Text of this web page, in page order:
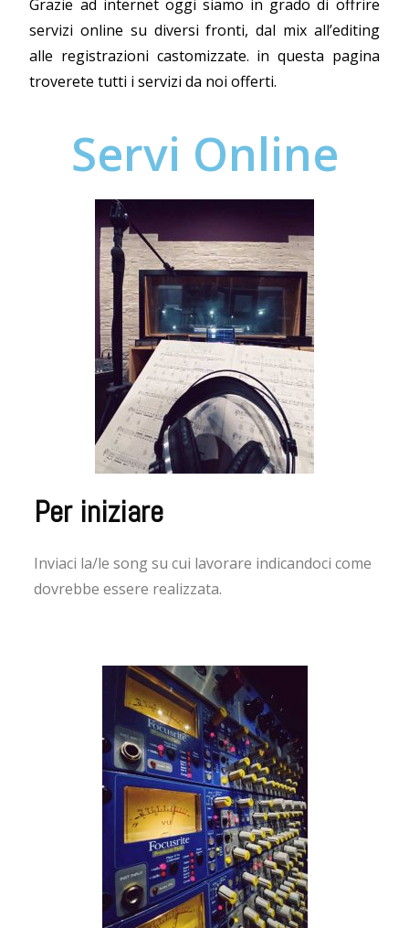
Grazie ad internet oggi siamo in grado di offrire
servizi online su diversi fronti, dal mix all’editing
alle registrazioni castomizzate. in questa pagina
troverete tutti i servizi da noi offerti.
Servi Online
Per iniziare
Inviaci la/le song su cui lavorare indicandoci come
dovrebbe essere realizzata.